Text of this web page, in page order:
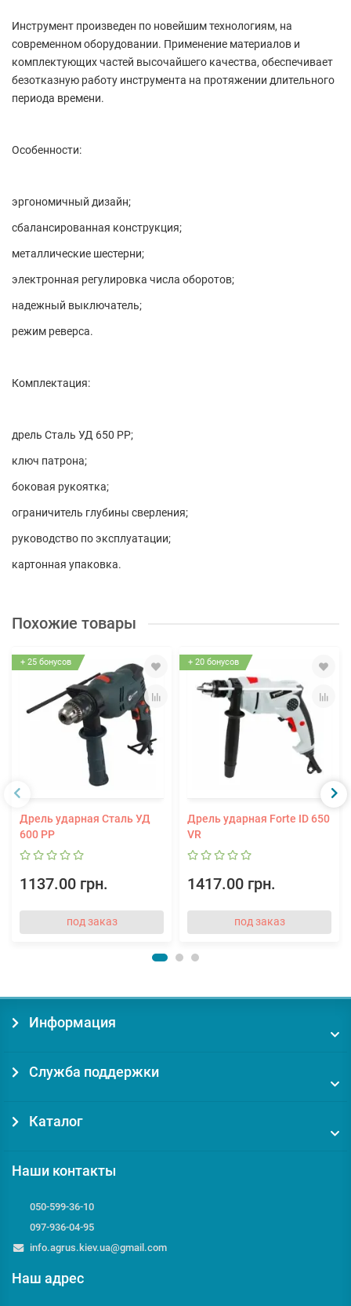
Инструмент произведен по новейшим технологиям, на
современном оборудовании. Применение материалов и
комплектующих частей высочайшего качества, обеспечивает
безотказную работу инструмента на протяжении длительного
периода времени.
Особенности:
эргономичный дизайн;
сбалансированная конструкция;
металлические шестерни;
электронная регулировка числа оборотов;
надежный выключатель;
режим реверса.
Комплектация:
дрель Сталь УД 650 РР;
ключ патрона;
боковая рукоятка;
ограничитель глубины сверления;
руководство по эксплуатации;
картонная упаковка.
Похожие товары
+ 25 бонусов
Дрель ударная Сталь УД
600 РР
1137.00 грн.
под заказ
+ 20 бонусов
Дрель ударная Forte ID 650
VR
1417.00 грн.
под заказ
Информация
Служба поддержки
Каталог
Наши контакты
050-599-36-10
097-936-04-95
info.agrus.kiev.ua@gmail.com
Наш адрес